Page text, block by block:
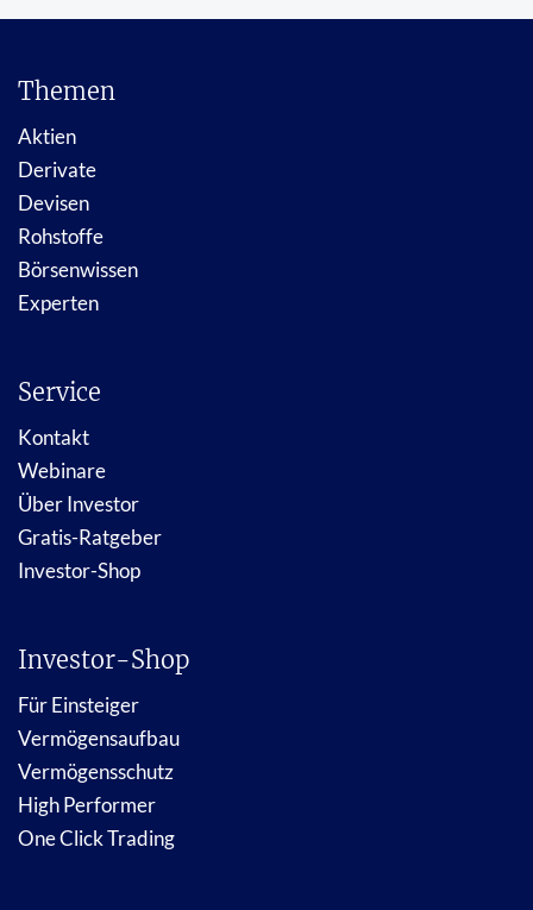
Themen
Aktien
Derivate
Devisen
Rohstoffe
Börsenwissen
Experten
Service
Kontakt
Webinare
Über Investor
Gratis-Ratgeber
Investor-Shop
Investor-Shop
Für Einsteiger
Vermögensaufbau
Vermögensschutz
High Performer
One Click Trading